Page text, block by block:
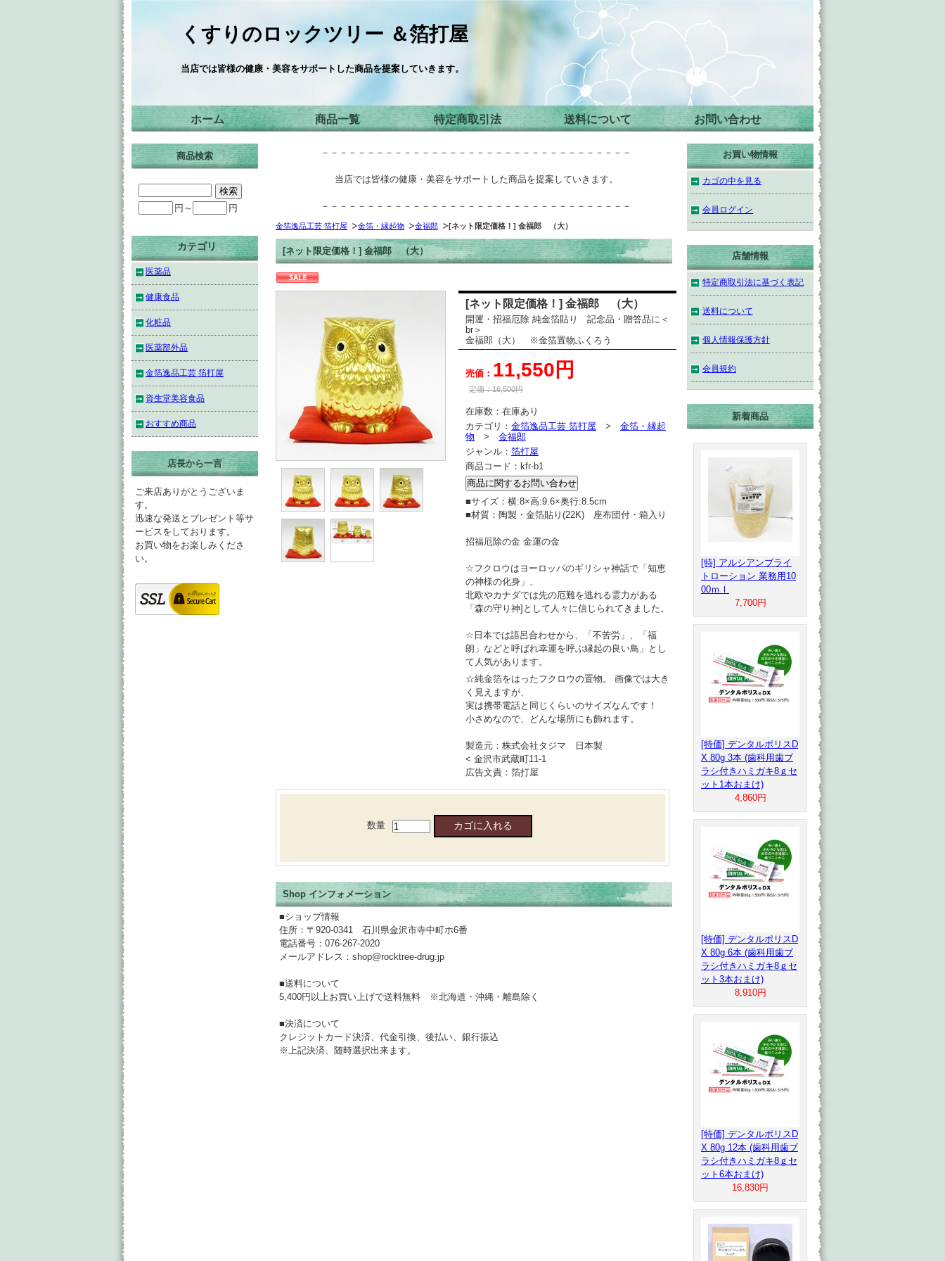
くすりのロックツリー ＆箔打屋
当店では皆様の健康・美容をサポートした商品を提案していきます。
ホーム 商品一覧 特定商取引法 送料について お問い合わせ
－－－－－－－－－－－－－－－－－－－－－－－－－－－－－－－－－－
当店では皆様の健康・美容をサポートした商品を提案していきます。
－－－－－－－－－－－－－－－－－－－－－－－－－－－－－－－－－－
金箔逸品工芸 箔打屋 金箔・縁起物 金福郎 [ネット限定価格！] 金福郎 （大）
[ネット限定価格！] 金福郎 （大）
[ネット限定価格！] 金福郎 （大）
開運・招福厄除 純金箔貼り 記念品・贈答品に＜
br＞
金福郎（大） ※金箔置物ふくろう
売価： 11,550円
定価：16,500円
在庫数： 在庫あり
カテゴリ： 金箔逸品工芸 箔打屋 > 金箔・縁起
物 > 金福郎
ジャンル： 箔打屋
商品コード： kfr-b1
■サイズ：横:8×高:9.6×奥行:8.5cm
■材質：陶製・金箔貼り(22K) 座布団付・箱入り
招福厄除の金 金運の金
☆フクロウはヨーロッパのギリシャ神話で「知恵
の神様の化身」、
北欧やカナダでは先の厄難を逃れる霊力がある
「森の守り神]として人々に信じられてきました。
☆日本では語呂合わせから、「不苦労」、「福
朗」などと呼ばれ幸運を呼ぶ縁起の良い鳥」とし
て人気があります。
☆純金箔をはったフクロウの置物。 画像では大き
く見えますが、
実は携帯電話と同じくらいのサイズなんです！
小さめなので、どんな場所にも飾れます。
製造元：株式会社タジマ 日本製
< 金沢市武蔵町11-1
広告文責：箔打屋
数量
Shop インフォメーション
■ショップ情報
住所：〒920-0341 石川県金沢市寺中町ホ6番
電話番号：076-267-2020
メールアドレス：shop@rocktree-drug.jp
■送料について
5,400円以上お買い上げで送料無料 ※北海道・沖縄・離島除く
■決済について
クレジットカード決済、代金引換、後払い、銀行振込
※上記決済、随時選択出来ます。
商品検索
円～ 円
カテゴリ
医薬品
健康食品
化粧品
医薬部外品
金箔逸品工芸 箔打屋
資生堂美容食品
おすすめ商品
店長から一言
ご来店ありがとうございま
す。
迅速な発送とプレゼント等サ
ービスをしております。
お買い物をお楽しみくださ
い。
お買い物情報
カゴの中を見る
会員ログイン
店舗情報
特定商取引法に基づく表記
送料について
個人情報保護方針
会員規約
新着商品
[特] アルシアンブライ
トローション 業務用10
00ｍｌ
7,700円
[特価] デンタルポリスD
X 80g 3本 (歯科用歯ブ
ラシ付きハミガキ8ｇセ
ット1本おまけ)
4,860円
[特価] デンタルポリスD
X 80g 6本 (歯科用歯ブ
ラシ付きハミガキ8ｇセ
ット3本おまけ)
8,910円
[特価] デンタルポリスD
X 80g 12本 (歯科用歯ブ
ラシ付きハミガキ8ｇセ
ット6本おまけ)
16,830円